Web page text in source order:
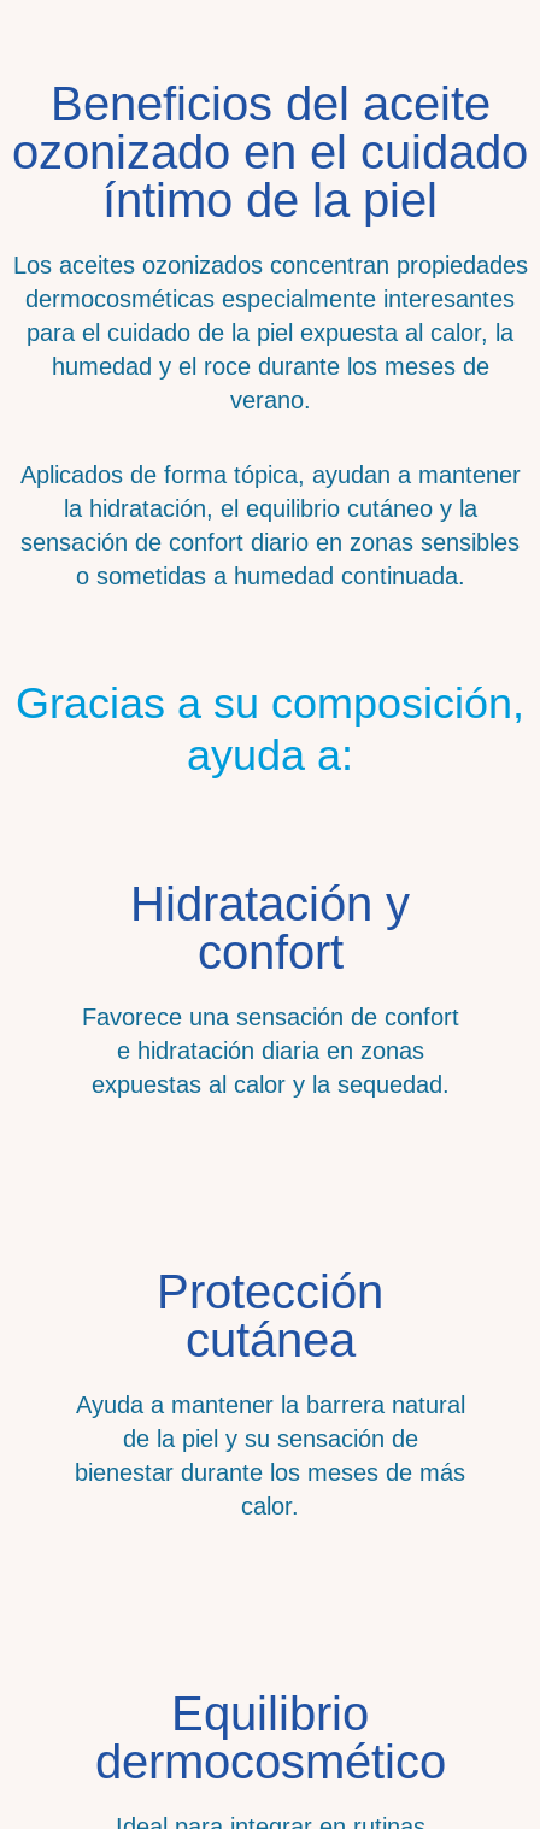
Beneficios del aceite
ozonizado en el cuidado
íntimo de la piel
Los aceites ozonizados concentran propiedades
dermocosméticas especialmente interesantes
para el cuidado de la piel expuesta al calor, la
humedad y el roce durante los meses de
verano.
Aplicados de forma tópica, ayudan a mantener
la hidratación, el equilibrio cutáneo y la
sensación de confort diario en zonas sensibles
o sometidas a humedad continuada.
Gracias a su composición,
ayuda a:
Hidratación y
confort
Favorece una sensación de confort
e hidratación diaria en zonas
expuestas al calor y la sequedad.
Protección
cutánea
Ayuda a mantener la barrera natural
de la piel y su sensación de
bienestar durante los meses de más
calor.
Equilibrio
dermocosmético